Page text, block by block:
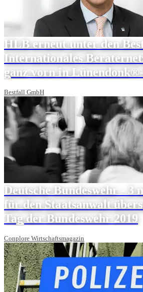
HLB erneut unter den
Internationales
ganz vorn in
Bestfall GmbH
Deutsche Bundeswehr - 3
für den Staatsanwalt
Tag der Bundeswehr 2019
Conplore Wirtschaftsmagazin